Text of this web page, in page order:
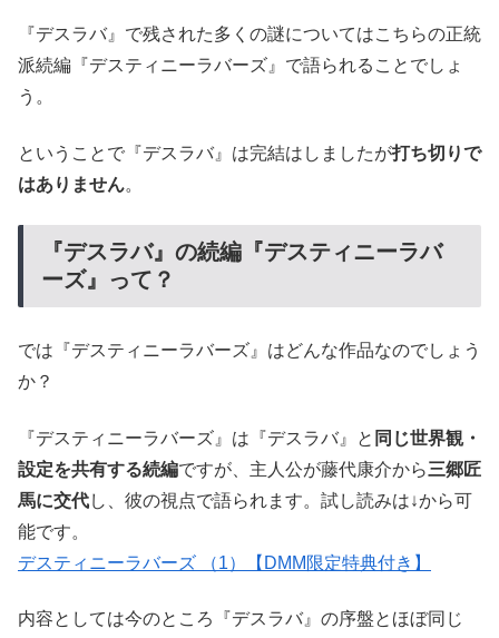
『デスラバ』で残された多くの謎についてはこちらの正統
派続編『デスティニーラバーズ』で語られることでしょ
う。
ということで『デスラバ』は完結はしましたが打ち切りで
はありません。
『デスラバ』の続編『デスティニーラバ
ーズ』って？
では『デスティニーラバーズ』はどんな作品なのでしょう
か？
『デスティニーラバーズ』は『デスラバ』と 同じ世界観・
設定を共有する続編ですが、主人公が藤代康介から三郷匠
馬に交代し、彼の視点で語られます。試し読みは↓から可
能です。
デスティニーラバーズ （1）【DMM限定特典付き】
内容としては今のところ『デスラバ』の序盤とほぼ同じ